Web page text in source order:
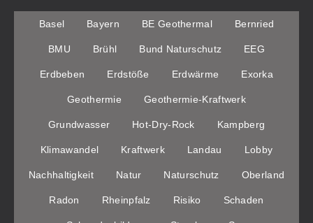
Basel Bayern BE Geothermal Bernried
BMU Brühl Bund Naturschutz EEG
Erdbeben Erdstöße Erdwärme Exorka
Geothermie Geothermie-Kraftwerk
Grundwasser Hot-Dry-Rock Kampberg
Klimawandel Kraftwerk Landau Lobby
Nachhaltigkeit Natur Naturschutz Oberland
Radon Rheinpfalz Risiko Schaden